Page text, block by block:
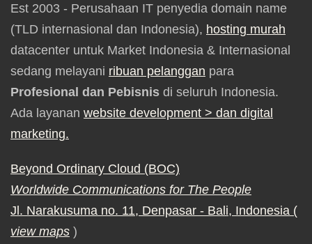
Est 2003 - Perusahaan IT penyedia domain name
(TLD internasional dan Indonesia), hosting murah
datacenter untuk Market Indonesia & Internasional
sedang melayani ribuan pelanggan para
Profesional dan Pebisnis di seluruh Indonesia.
Ada layanan website development > dan digital
marketing.
Beyond Ordinary Cloud (BOC)
Worldwide Communications for The People
Jl. Narakusuma no. 11, Denpasar - Bali, Indonesia (
view maps )